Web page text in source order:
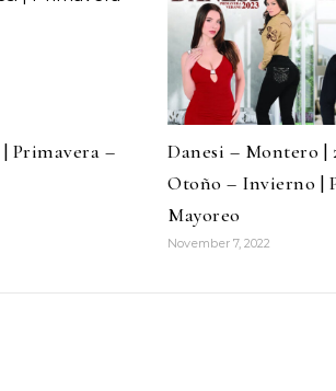
Primavera –
Danesi – Montero |
Otoño – Invierno |
Mayoreo
November 7, 2022